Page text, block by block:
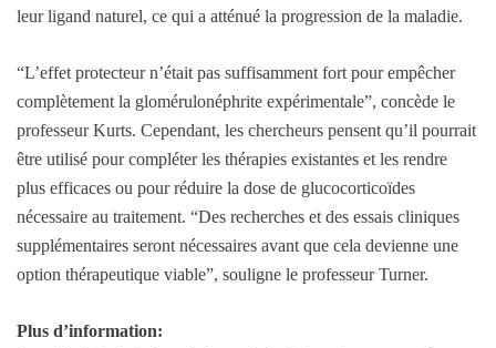
leur ligand naturel, ce qui a atténué la progression de la maladie.
“L’effet protecteur n’était pas suffisamment fort pour empêcher
complètement la glomérulonéphrite expérimentale”, concède le
professeur Kurts. Cependant, les chercheurs pensent qu’il pourrait
être utilisé pour compléter les thérapies existantes et les rendre
plus efficaces ou pour réduire la dose de glucocorticoïdes
nécessaire au traitement. “Des recherches et des essais cliniques
supplémentaires seront nécessaires avant que cela devienne une
option thérapeutique viable”, souligne le professeur Turner.
Plus d’information: